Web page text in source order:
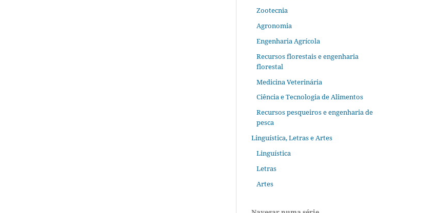
Zootecnia
Agronomia
Engenharia Agrícola
Recursos florestais e engenharia
florestal
Medicina Veterinária
Ciência e Tecnologia de Alimentos
Recursos pesqueiros e engenharia de
pesca
Linguística, Letras e Artes
Linguística
Letras
Artes